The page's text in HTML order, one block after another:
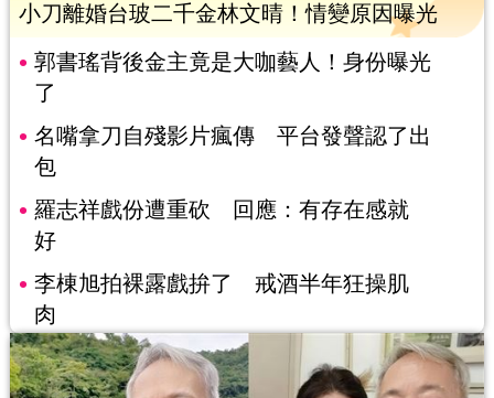
小刀離婚台玻二千金林文晴！情變原因曝光
郭書瑤背後金主竟是大咖藝人！身份曝光
了
名嘴拿刀自殘影片瘋傳 平台發聲認了出
包
羅志祥戲份遭重砍 回應：有存在感就
好
李棟旭拍裸露戲拚了 戒酒半年狂操肌
肉